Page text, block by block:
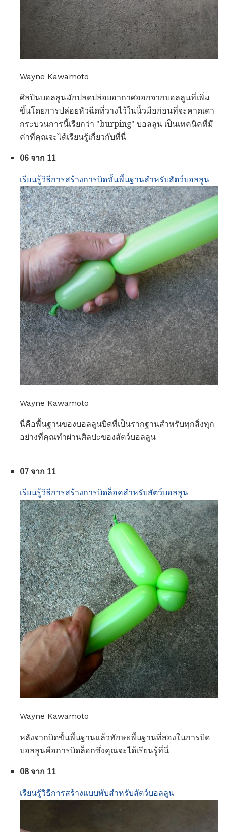
Wayne Kawamoto
ศิลปินบอลลูนมักปลดปล่อยอากาศออกจากบอลลูนที่เพิ่ม
ขึ้นโดยการปล่อยหัวฉีดที่วางไว้ในนิ้วมือก่อนที่จะคาดเดา
กระบวนการนี้เรียกว่า "burping" บอลลูน เป็นเทคนิคที่มี
ค่าที่คุณจะได้เรียนรู้เกี่ยวกับที่นี่
06 จาก 11
เรียนรู้วิธีการสร้างการบิดขั้นพื้นฐานสำหรับสัตว์บอลลูน
Wayne Kawamoto
นี่คือพื้นฐานของบอลลูนบิดที่เป็นรากฐานสำหรับทุกสิ่งทุก
อย่างที่คุณทำผ่านศิลปะของสัตว์บอลลูน
07 จาก 11
เรียนรู้วิธีการสร้างการบิดล็อคสำหรับสัตว์บอลลูน
Wayne Kawamoto
หลังจากบิดขั้นพื้นฐานแล้วทักษะพื้นฐานที่สองในการบิด
บอลลูนคือการบิดล็อกซึ่งคุณจะได้เรียนรู้ที่นี่
08 จาก 11
เรียนรู้วิธีการสร้างแบบพับสำหรับสัตว์บอลลูน